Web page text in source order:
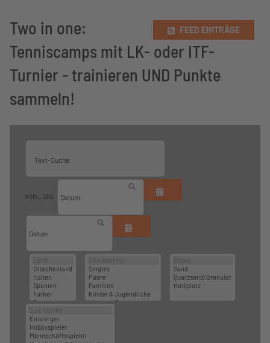
FEED EINTRÄGE
Two in one:
Tenniscamps mit LK- oder ITF-
Turnier - trainieren UND Punkte
sammeln!
von...bis